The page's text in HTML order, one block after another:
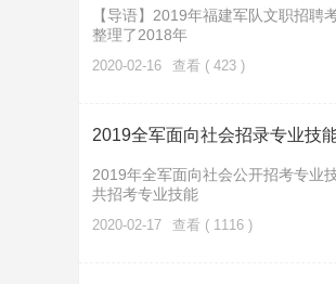
【导语】2019年福建军队文职招
整理了2018年
2020-02-16 查看 ( 423 )
2019全军面向社会招录专业技
2019年全军面向社会公开招考专业
共招考专业技能
2020-02-17 查看 ( 1116 )